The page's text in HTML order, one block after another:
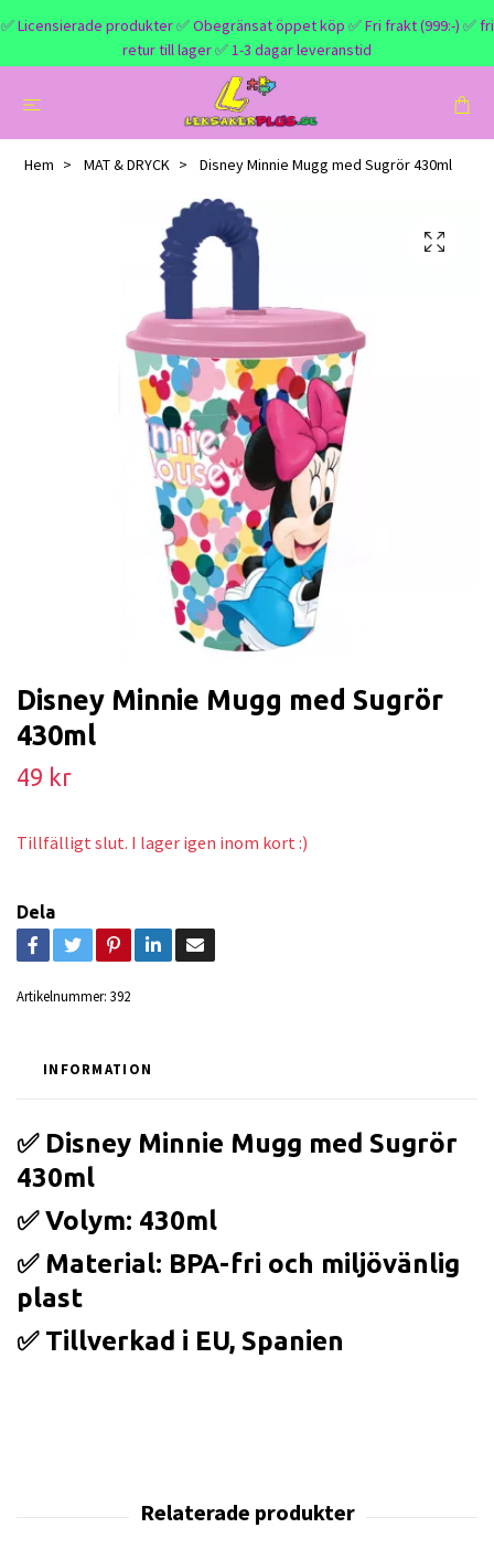
✅ Licensierade produkter ✅ Obegränsat öppet köp ✅ Fri frakt (999:-) ✅ fri
retur till lager ✅ 1-3 dagar leveranstid
Hem MAT & DRYCK Disney Minnie Mugg med Sugrör 430ml
Disney Minnie Mugg med Sugrör
430ml
49 kr
Tillfälligt slut. I lager igen inom kort :)
Dela
Artikelnummer: 392
INFORMATION
✅ Disney Minnie Mugg med Sugrör
430ml
✅ Volym: 430ml
✅ Material: BPA-fri och miljövänlig
plast
✅ Tillverkad i EU, Spanien